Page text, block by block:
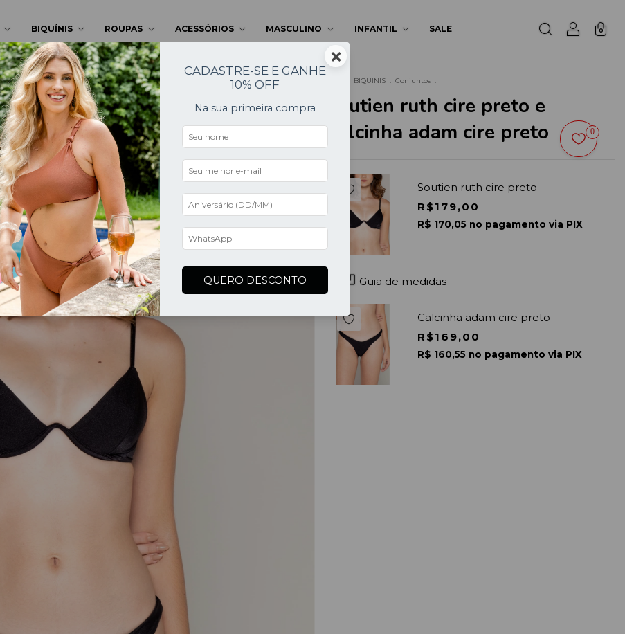
BIQUÍNIS ROUPAS ACESSÓRIOS MASCULINO INFANTIL SALE 0
BIQUINIS . Conjuntos .
Soutien ruth cire preto e
Calcinha adam cire preto
Soutien ruth cire preto
R$179,00
R$ 170,05 no pagamento via PIX
Guia de medidas
Calcinha adam cire preto
R$169,00
R$ 160,55 no pagamento via PIX
×
CADASTRE-SE E GANHE
10% OFF
Na sua primeira compra
QUERO DESCONTO
0